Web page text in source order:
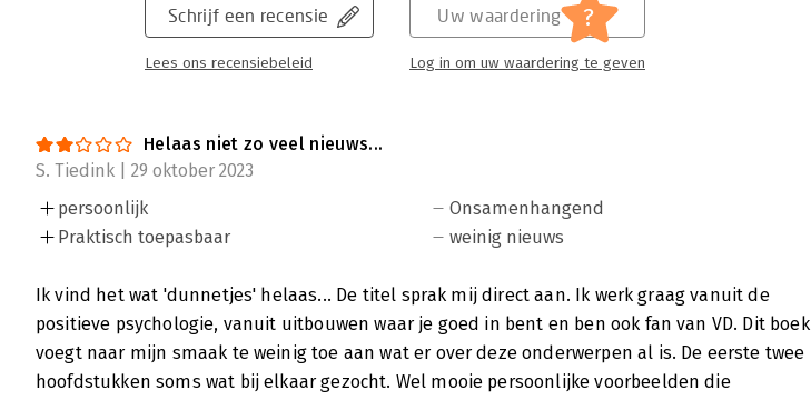
Schrijf een recensie
Lees ons recensiebeleid
Uw waardering ?
Log in om uw waardering te geven
Helaas niet zo veel nieuws...
S. Tiedink | 29 oktober 2023
persoonlijk
Praktisch toepasbaar
Onsamenhangend
weinig nieuws
Ik vind het wat 'dunnetjes' helaas... De titel sprak mij direct aan. Ik werk graag vanuit de
positieve psychologie, vanuit uitbouwen waar je goed in bent en ben ook fan van VD. Dit boek
voegt naar mijn smaak te weinig toe aan wat er over deze onderwerpen al is. De eerste twee
hoofdstukken soms wat bij elkaar gezocht. Wel mooie persoonlijke voorbeelden die